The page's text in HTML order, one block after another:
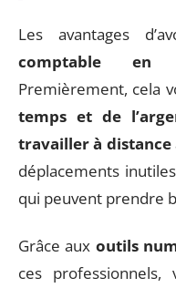
Les avantages
comptable en
Premièrement, cela
temps et de
travailler à distance
déplacements
qui peuvent prendre
Grâce aux outils
ces